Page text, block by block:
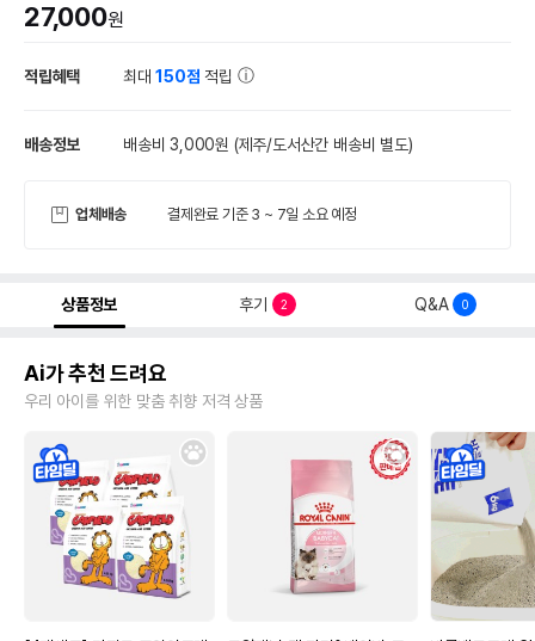
27,000원
적립혜택 최대150점 적립
배송정보 배송비 3,000원 (제주/도서산간 배송비 별도)
업체배송 결제완료 기준 3 ~ 7일 소요 예정
상품정보 후기 2 Q&A 0
Ai가 추천 드려요
우리 아이를 위한 맞춤 취향 저격 상품